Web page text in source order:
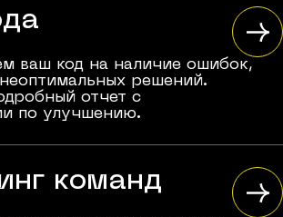
ваш код на наличие ошибок,
решений.
отчет с
по улучшению.
команд